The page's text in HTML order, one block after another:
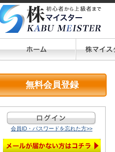
無料会員登録
会員ID・パスワードを忘れた方>>